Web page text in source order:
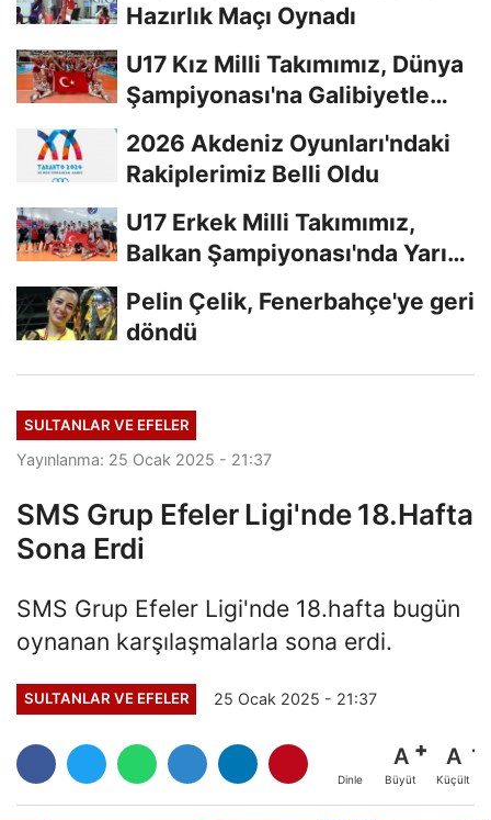
Hazırlık Maçı Oynadı
U17 Kız Milli Takımımız, Dünya
Şampiyonası'na Galibiyetle
2026 Akdeniz Oyunları'ndaki
Rakiplerimiz Belli Oldu
U17 Erkek Milli Takımımız,
Balkan Şampiyonası'nda Yarı
Pelin Çelik, Fenerbahçe'ye geri
döndü
SULTANLAR VE EFELER
Yayınlanma: 25 Ocak 2025 - 21:37
SMS Grup Efeler Ligi'nde 18.Hafta
Sona Erdi
SMS Grup Efeler Ligi'nde 18.hafta bugün
oynanan karşılaşmalarla sona erdi.
SULTANLAR VE EFELER 25 Ocak 2025 - 21:37
Dinle
A
Büyüt
A
Küçült